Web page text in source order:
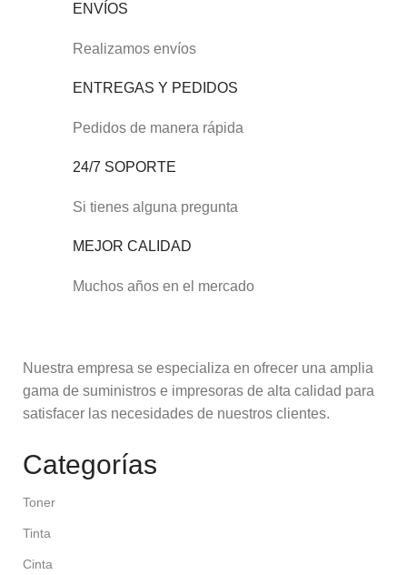
ENVÍOS
Realizamos envíos
ENTREGAS Y PEDIDOS
Pedidos de manera rápida
24/7 SOPORTE
Si tienes alguna pregunta
MEJOR CALIDAD
Muchos años en el mercado
Nuestra empresa se especializa en ofrecer una amplia
gama de suministros e impresoras de alta calidad para
satisfacer las necesidades de nuestros clientes.
Categorías
Toner
Tinta
Cinta